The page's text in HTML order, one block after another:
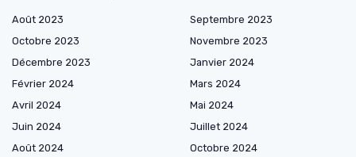
Août 2023
Septembre 2023
Octobre 2023
Novembre 2023
Décembre 2023
Janvier 2024
Février 2024
Mars 2024
Avril 2024
Mai 2024
Juin 2024
Juillet 2024
Août 2024
Octobre 2024